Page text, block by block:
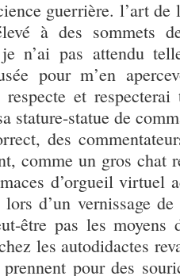
guerrière. l’art
à des sommets
n’ai pas attendu
pour m’en
et
stature-statue de
des
comme un gros chat
d’orgueil virtuel
d’un vernissage
être pas les moyens
les autodidactes
pour des